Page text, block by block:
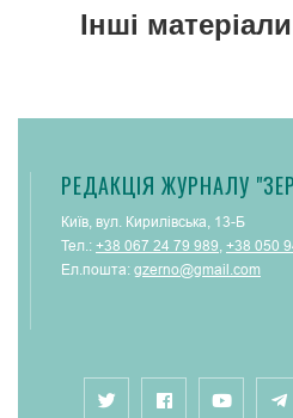
Інші
РЕДАКЦІЯ ЖУРНАЛУ
Київ, вул. Кирилівська, 13-Б
Тел.: +38 067 24 79 989 +38 050
Ел.пошта: gzerno@gmail.com